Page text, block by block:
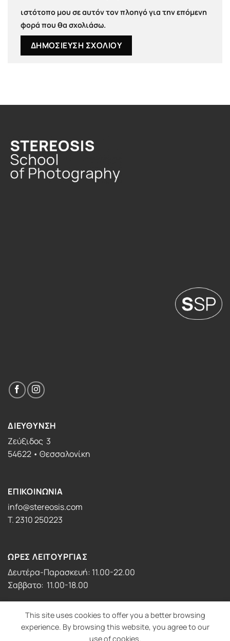
ιστότοπο μου σε αυτόν τον πλοηγό για την επόμενη
φορά που θα σχολιάσω.
ΔΙΕΥΘΥΝΣΗ
Ζεύξιδος 3
54622 • Θεσσαλονίκη
ΕΠΙΚΟΙΝΩΝΙΑ
info@stereosis.com
T. 2310 250223
ΩΡΕΣ ΛΕΙΤΟΥΡΓΙΑΣ
Δευτέρα-Παρασκευή: 11.00-22.00
Σαββατο: 11.00-18.00
This site uses cookies to offer you a better browsing
experience. By browsing this website, you agree to our
use of cookies.